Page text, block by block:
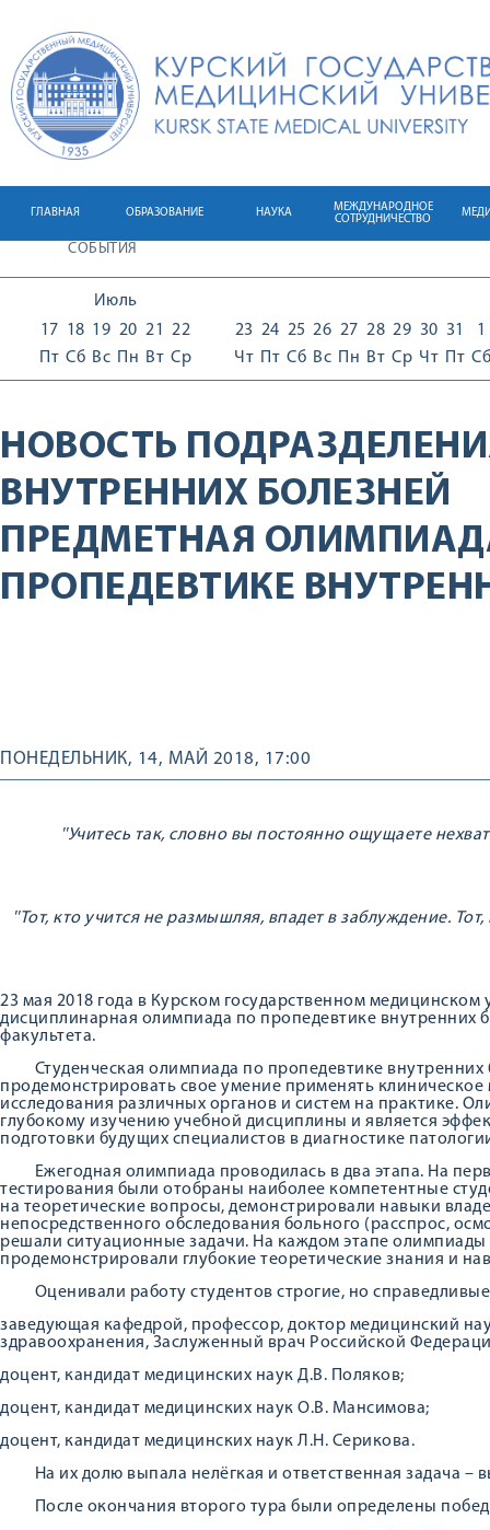
ГЛАВНАЯ ОБРАЗОВАНИЕ НАУКА
МЕЖДУНАРОДНОЕ
СОТРУДНИЧЕСТВО
СОБЫТИЯ
Июль
17
Пт
18
Сб
19
Вс
20
Пн
21
Вт
22
Ср
23
Чт
24
Пт
25
Сб
26
Вс
27
Пн
28
Вт
29
Ср
30
Чт
31
Пт
1
Сб
НОВОСТЬ
ВНУТРЕННИХ БОЛЕЗНЕЙ
ПРЕДМЕТНАЯ
ПРОПЕДЕВТИКЕ
ПОНЕДЕЛЬНИК, 14, МАЙ 2018, 17:00
''Учитесь так, словно вы постоянно ощущаете
''Тот, кто учится не размышляя, впадет в заблуждение.
23 мая 2018 года в Курском государственном медицинском
дисциплинарная олимпиада по пропедевтике внутренних
факультета.
Студенческая олимпиада по пропедевтике внутренних
продемонстрировать свое умение применять
исследования различных органов и систем на практике.
глубокому изучению учебной дисциплины и является
подготовки будущих специалистов в диагностике
Ежегодная олимпиада проводилась в два этапа. На
тестирования были отобраны наиболее компетентные
на теоретические вопросы, демонстрировали навыки
непосредственного обследования больного (расспрос,
решали ситуационные задачи. На каждом этапе олимпиады
продемонстрировали глубокие теоретические знания и
Оценивали работу студентов строгие, но
заведующая кафедрой, профессор, доктор медицинский
здравоохранения, Заслуженный врач Российской
доцент, кандидат медицинских наук Д.В. Поляков;
доцент, кандидат медицинских наук О.В. Мансимова;
доцент, кандидат медицинских наук Л.Н. Серикова.
На их долю выпала нелёгкая и ответственная задача –
После окончания второго тура были определены